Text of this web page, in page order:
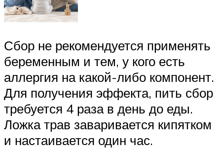
Сбор не рекомендуется применять
беременным и тем, у кого есть
аллергия на какой-либо компонент.
Для получения эффекта, пить сбор
требуется 4 раза в день до еды.
Ложка трав заваривается кипятком
и настаивается один час.